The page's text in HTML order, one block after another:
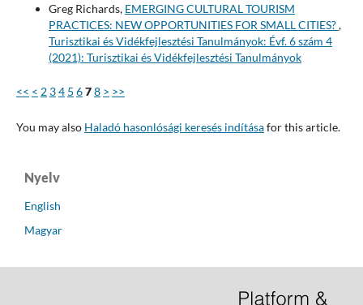
Greg Richards, EMERGING CULTURAL TOURISM
PRACTICES: NEW OPPORTUNITIES FOR SMALL CITIES?,
Turisztikai és Vidékfejlesztési Tanulmányok: Évf. 6 szám 4
(2021): Turisztikai és Vidékfejlesztési Tanulmányok
<< < 2 34 5 678 > >>
You may also Haladó hasonlósági keresés indításafor this article.
Nyelv
English
Magyar